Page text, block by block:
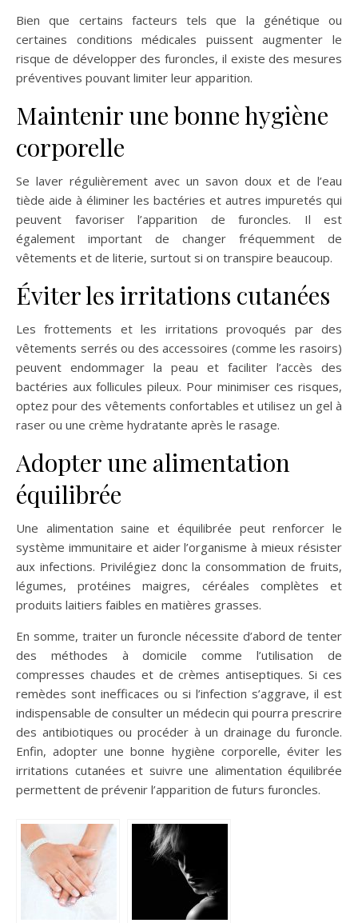
Bien que certains facteurs tels que la génétique ou
certaines conditions médicales puissent augmenter le
risque de développer des furoncles, il existe des mesures
préventives pouvant limiter leur apparition.
Maintenir une bonne hygiène
corporelle
Se laver régulièrement avec un savon doux et de l’eau
tiède aide à éliminer les bactéries et autres impuretés qui
peuvent favoriser l’apparition de furoncles. Il est
également important de changer fréquemment de
vêtements et de literie, surtout si on transpire beaucoup.
Éviter les irritations cutanées
Les frottements et les irritations provoqués par des
vêtements serrés ou des accessoires (comme les rasoirs)
peuvent endommager la peau et faciliter l’accès des
bactéries aux follicules pileux. Pour minimiser ces risques,
optez pour des vêtements confortables et utilisez un gel à
raser ou une crème hydratante après le rasage.
Adopter une alimentation
équilibrée
Une alimentation saine et équilibrée peut renforcer le
système immunitaire et aider l’organisme à mieux résister
aux infections. Privilégiez donc la consommation de fruits,
légumes, protéines maigres, céréales complètes et
produits laitiers faibles en matières grasses.
En somme, traiter un furoncle nécessite d’abord de tenter
des méthodes à domicile comme l’utilisation de
compresses chaudes et de crèmes antiseptiques. Si ces
remèdes sont inefficaces ou si l’infection s’aggrave, il est
indispensable de consulter un médecin qui pourra prescrire
des antibiotiques ou procéder à un drainage du furoncle.
Enfin, adopter une bonne hygiène corporelle, éviter les
irritations cutanées et suivre une alimentation équilibrée
permettent de prévenir l’apparition de futurs furoncles.